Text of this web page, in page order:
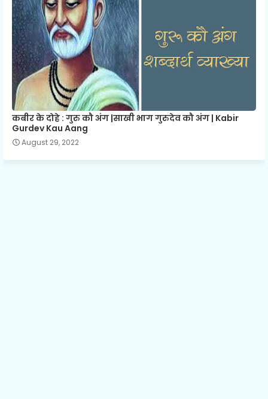
कबीर के दोहे : गुरु कौ अंग |साखी भाग गुरुदेव कौ अंग | Kabir
Gurdev Kau Aang
August 29, 2022